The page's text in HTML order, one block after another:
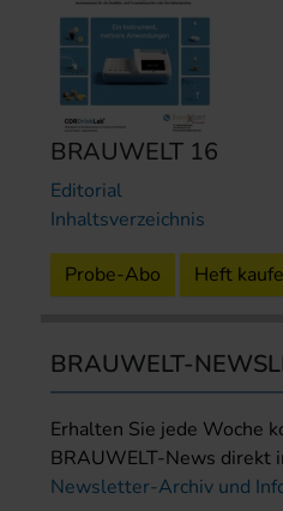
BRAUWELT 16
Editorial
Inhaltsverzeichnis
Probe-Abo Heft
BRAUWELT-
Erhalten Sie jede Woche
BRAUWELT-News direkt
Newsletter-Archiv und